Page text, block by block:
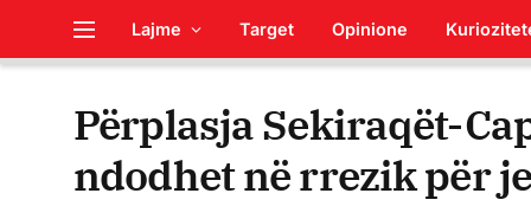
Lajme Target Opinione
Përplasja Sekiraqët-
ndodhet në rrezik për